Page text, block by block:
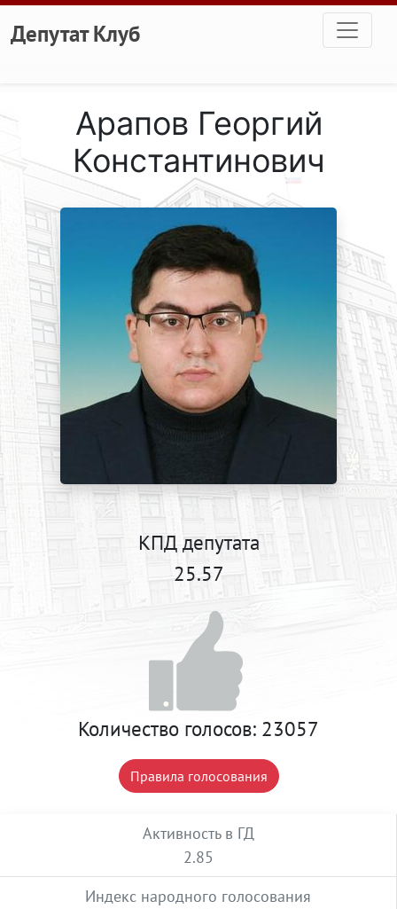
Перейти к основному содержанию
Депутат Клуб
Арапов Георгий
Константинович
КПД депутата
25.57
Количество голосов: 23057
Правила голосования
Активность в ГД
2.85
Индекс народного голосования